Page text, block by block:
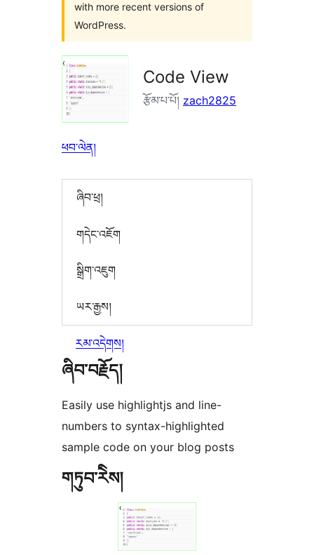
with more recent versions of
WordPress.
Code View
རྩོམ་པ་པོ། zach2825
ཕབ་ལེན།
ཞིབ་ཕྲ།
གདེང་འཇོག
སྒྲིག་འཇུག
ཡར་རྒྱས།
རམ་འདེགས།
ཞིབ་བརྗོད།
Easily use highlightjs and line-
numbers to syntax-highlighted
sample code on your blog posts
གཏུབ་རེིས།